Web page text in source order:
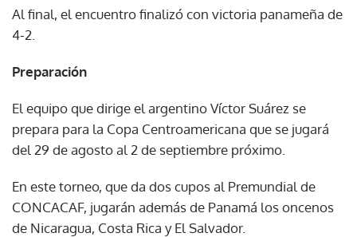
Al final, el encuentro finalizó con victoria panameña de
4-2.
Preparación
El equipo que dirige el argentino Víctor Suárez se
prepara para la Copa Centroamericana que se jugará
del 29 de agosto al 2 de septiembre próximo.
En este torneo, que da dos cupos al Premundial de
CONCACAF, jugarán además de Panamá los oncenos
de Nicaragua, Costa Rica y El Salvador.